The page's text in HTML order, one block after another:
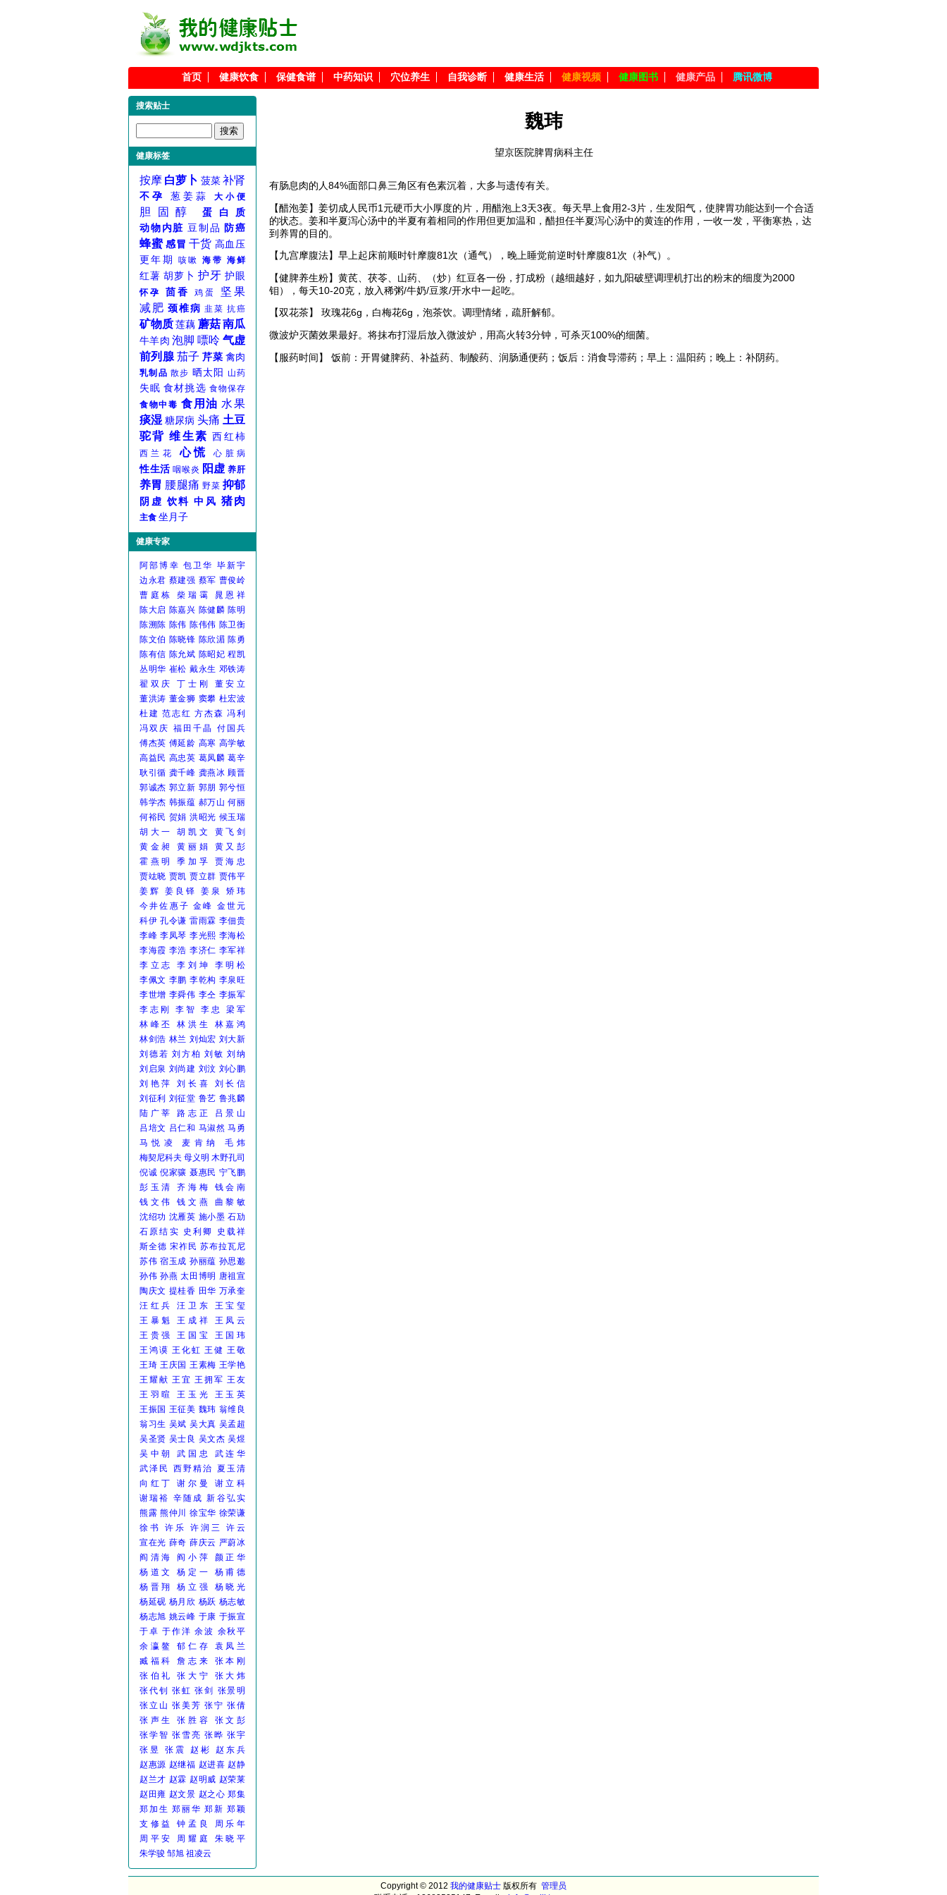
首页 健康饮食 保健食谱 中药知识 穴位养生 自我诊断 健康生活 健康视频 健康图书 健康产品 腾讯微博
搜索贴士
健康标签
按摩 白萝卜 菠菜补肾
不孕 葱姜蒜 大小便
胆固醇
蛋白质
动物内脏 豆制品 防癌
蜂蜜 感冒 干货 高血压
更年期
咳嗽 海带 海鲜
红薯 胡萝卜 护牙 护眼
怀孕 茴香 鸡蛋
坚果
减肥 颈椎病 韭菜 抗癌
矿物质 莲藕 蘑菇南瓜
牛羊肉 泡脚 嘌呤 气虚
前列腺 茄子 芹菜 禽肉
乳制品 散步 晒太阳 山药
失眠 食材挑选 食物保存
食物中毒 食用油 水果
痰湿 糖尿病 头痛 土豆
驼背 维生素 西红柿
西兰花 心慌 心脏病
性生活 咽喉炎 阳虚 养肝
养胃 腰腿痛 野菜 抑郁
阴虚 饮料 中风 猪肉
主食 坐月子
健康专家
阿部博幸 包卫华 毕新宇
边永君 蔡建强 蔡军 曹俊岭
曹庭栋
柴瑞霭
晁恩祥
陈大启 陈嘉兴 陈健麟 陈明
陈溯陈 陈伟 陈伟伟 陈卫衡
陈文伯 陈晓锋 陈欣湄 陈勇
陈有信 陈允斌 陈昭妃 程凯
丛明华 崔松 戴永生 邓铁涛
翟双庆
丁士刚
董安立
董洪涛 董金狮 窦攀 杜宏波
杜建 范志红 方杰森 冯利
冯双庆 福田千晶 付国兵
傅杰英 傅延龄 高寒 高学敏
高益民 高忠英 葛凤麟 葛辛
耿引循 龚千峰 龚燕冰 顾晋
郭诚杰 郭立新 郭朋 郭兮恒
韩学杰 韩振蕴 郝万山 何丽
何裕民 贺娟 洪昭光 候玉瑞
胡大一
胡凯文
黄飞剑
黄金昶
黄丽娟
黄又彭
霍燕明
季加孚
贾海忠
贾竑晓 贾凯 贾立群 贾伟平
姜辉
姜良铎 姜泉
矫玮
今井佐惠子 金峰 金世元
科伊 孔令谦 雷雨霖 李佃贵
李峰 李凤琴 李光熙 李海松
李海霞 李浩 李济仁 李军祥
李立志
李刘坤
李明松
李佩文 李鹏 李乾构 李泉旺
李世增 李舜伟 李仝 李振军
李志刚
李智 李忠
梁军
林峰丕
林洪生
林嘉鸿
林剑浩 林兰 刘灿宏 刘大新
刘德若 刘方柏 刘敏 刘纳
刘启泉 刘尚建 刘汶 刘心鹏
刘艳萍
刘长喜
刘长信
刘征利 刘征堂 鲁艺 鲁兆麟
陆广莘
路志正
吕景山
吕培文 吕仁和 马淑然 马勇
马悦凌
麦肯纳
毛炜
梅契尼科夫 母义明 木野孔司
倪诚 倪家骧 聂惠民 宁飞鹏
彭玉清
齐海梅
钱会南
钱文伟
钱文燕
曲黎敏
沈绍功 沈雁英 施小墨 石劢
石原结实 史利卿
史载祥
斯全德 宋祚民 苏布拉瓦尼
苏伟 宿玉成 孙丽蕴 孙思邈
孙伟 孙燕 太田博明 唐祖宣
陶庆文 提桂香 田华 万承奎
汪红兵
汪卫东
王宝玺
王暴魁
王成祥
王凤云
王贵强
王国宝
王国玮
王鸿谟 王化虹 王健 王敬
王琦 王庆国 王素梅 王学艳
王耀献 王宜 王拥军 王友
王羽暄
王玉光
王玉英
王振国 王征美 魏玮 翁维良
翁习生 吴斌 吴大真 吴孟超
吴圣贤 吴士良 吴文杰 吴煜
吴中朝
武国忠
武连华
武泽民
西野精治 夏玉清
向红丁
谢尔曼
谢立科
谢瑞裕 辛随成 新谷弘实
熊露 熊仲川 徐宝华 徐荣谦
徐书
许乐 许润三
许云
宣在光 薛奇 薛庆云 严蔚冰
阎清海
阎小萍
颜正华
杨道文
杨定一
杨甫德
杨晋翔
杨立强
杨晓光
杨延砚 杨月欣 杨跃 杨志敏
杨志旭 姚云峰 于康 于振宣
于卓 于作洋 余波 余秋平
余瀛鳌
郁仁存
袁凤兰
臧福科
詹志来
张本刚
张伯礼
张大宁
张大炜
张代钊
张虹 张剑
张景明
张立山 张美芳 张宁 张倩
张声生
张胜容
张文彭
张学智 张雪亮 张晔 张宇
张昱
张震 赵彬
赵东兵
赵惠源 赵继福 赵进喜 赵静
赵兰才 赵霖 赵明威 赵荣莱
赵田雍 赵文景 赵之心 郑集
郑加生 郑丽华 郑新 郑颖
支修益
钟孟良
周乐年
周平安
周耀庭
朱晓平
朱学骏 邹旭 祖凌云
魏玮
望京医院脾胃病科主任
有肠息肉的人84%面部口鼻三角区有色素沉着，大多与遗传有关。
【醋泡姜】姜切成人民币1元硬币大小厚度的片，用醋泡上3天3夜。每天早上食用2-3片，生发阳气，使脾胃功能达到一个合适
的状态。姜和半夏泻心汤中的半夏有着相同的作用但更加温和，醋担任半夏泻心汤中的黄连的作用，一收一发，平衡寒热，达
到养胃的目的。
【九宫摩腹法】早上起床前顺时针摩腹81次（通气），晚上睡觉前逆时针摩腹81次（补气）。
【健脾养生粉】黄芪、茯苓、山药、（炒）红豆各一份，打成粉（越细越好，如九阳破壁调理机打出的粉末的细度为2000
钼），每天10-20克，放入稀粥/牛奶/豆浆/开水中一起吃。
【双花茶】 玫瑰花6g，白梅花6g，泡茶饮。调理情绪，疏肝解郁。
微波炉灭菌效果最好。将抹布打湿后放入微波炉，用高火转3分钟，可杀灭100%的细菌。
【服药时间】 饭前：开胃健脾药、补益药、制酸药、润肠通便药；饭后：消食导滞药；早上：温阳药；晚上：补阴药。
Copyright © 2012 我的健康贴士 版权所有 管理员